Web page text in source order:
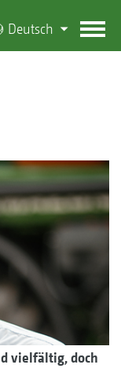
Deutsch
vielfältig, doch